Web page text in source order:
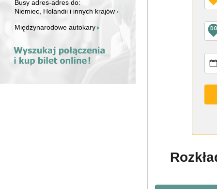
Busy adres-adres do:
Niemiec, Holandii i innych krajów
Międzynarodowe autokary DO